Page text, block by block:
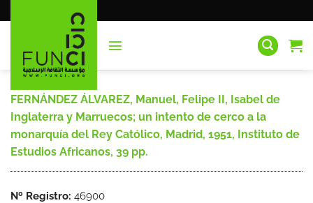
al
FERNÁNDEZ ÁLVAREZ, Manuel, Felipe II, Isabel de
Inglaterra y Marruecos; un intento de cerco a la
monarquía del Rey Católico, Madrid, 1951, Instituto de
Estudios Africanos, 39 pp.
Nº Registro: 46900